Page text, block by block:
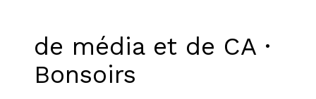
de média et de CA ·
Bonsoirs